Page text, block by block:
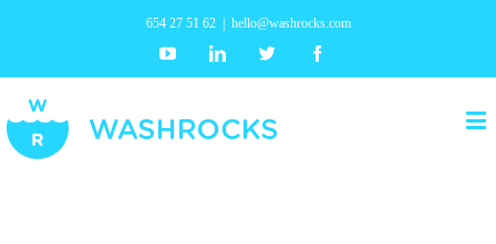
654 27 51 62 hello@washrocks.com
YoutubeLinkedin Twitter